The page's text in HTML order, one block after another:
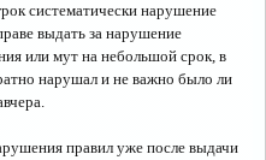
систематически нарушение
выдать за нарушение
или мут на небольшой срок, в
нарушал и не важно было ли
правил уже после выдачи